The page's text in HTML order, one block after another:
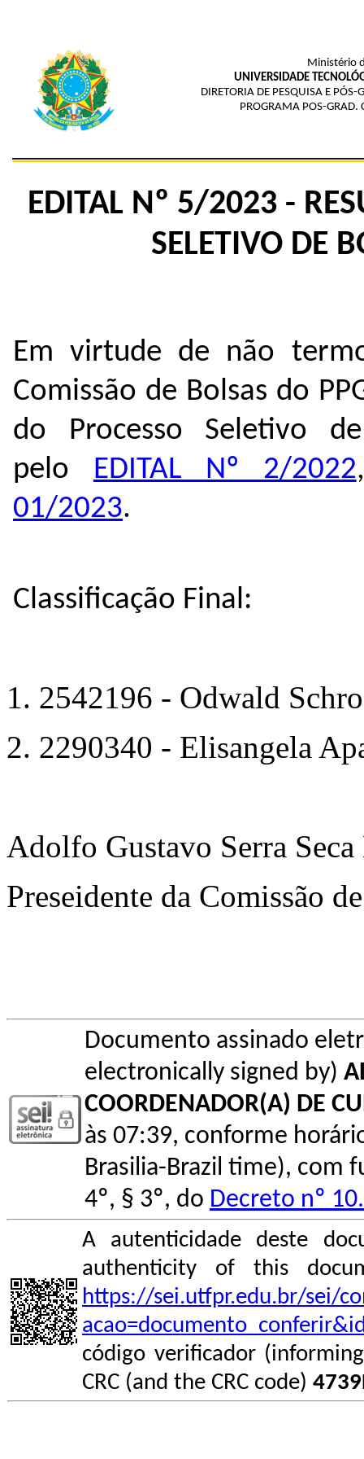
Ministério
UNIVERSIDADE
DIRETORIA DE PESQUISA E
PROGRAMA POS-GRAD.
EDITAL Nº 5/2023 -
SELETIVO DE
Em virtude de não
Comissão de Bolsas do
do Processo Seletivo
pelo EDITAL Nº 2/2022
01/2023.
Classificação Final:
2542196 - Odwald
2290340 - Elisangela
Adolfo Gustavo Serra Seca
Preseidente da Comissão
Documento assinado
electronically signed by)
COORDENADOR(A) DE
às 07:39, conforme
Brasilia-Brazil time), com
4º, § 3º, do Decreto nº
A autenticidade deste
authenticity of this
https://sei.utfpr.edu.br/sei/
código verificador
CRC (and the CRC code)